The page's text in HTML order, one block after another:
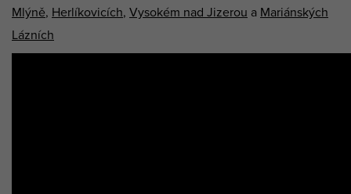
Mlýně, Herlíkovicích, Vysokém nad Jizerou a Mariánských
Lázních